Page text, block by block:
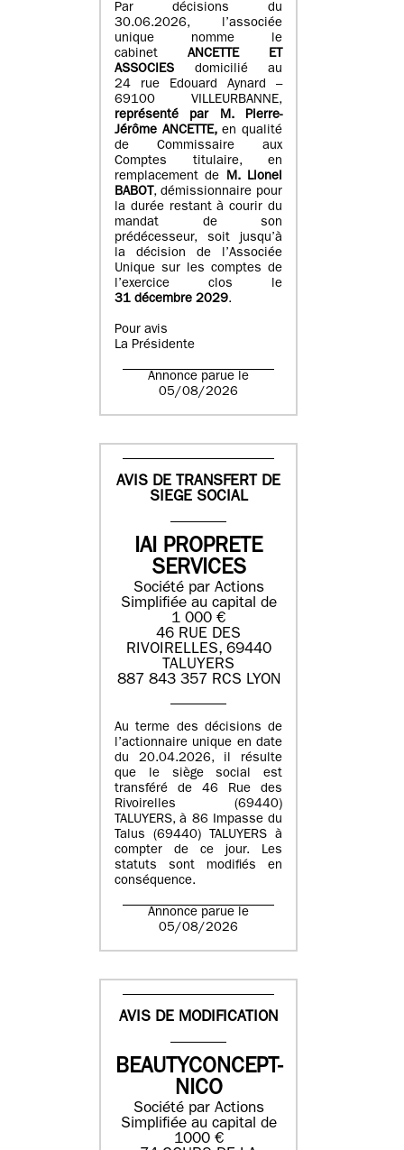
Par décisions du
30.06.2026, l’associée
unique nomme le
cabinet ANCETTE ET
ASSOCIES
domicilié au
24 rue Edouard Aynard –
69100 VILLEURBANNE,
représenté par M.Pierre-
Jérôme ANCETTE, en qualité
de Commissaire aux
Comptes titulaire, en
remplacement de M.Lionel
BABOT, démissionnaire pour
la durée restant à courir du
mandat de son
prédécesseur, soit jusqu’à
la décision de l’Associée
Unique sur les comptes de
l’exercice clos le
31 décembre 2029.
Pour avis
La Présidente
Annonce parue le
05/08/2026
AVIS DE TRANSFERT DE
SIEGE SOCIAL
IAI PROPRETE
SERVICES
Société par Actions
Simplifiée au capital de
1 000 €
46 RUE DES
RIVOIRELLES, 69440
TALUYERS
887 843 357 RCS LYON
Au terme des décisions de
l’actionnaire unique en date
du 20.04.2026, il résulte
que le siège social est
transféré de 46 Rue des
Rivoirelles (69440)
TALUYERS, à 86 Impasse du
Talus (69440) TALUYERS à
compter de ce jour. Les
statuts sont modifiés en
conséquence.
Annonce parue le
05/08/2026
AVIS DE MODIFICATION
BEAUTYCONCEPT-
NICO
Société par Actions
Simplifiée au capital de
1000 €